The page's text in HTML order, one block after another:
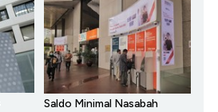
Saldo Minimal Nasabah